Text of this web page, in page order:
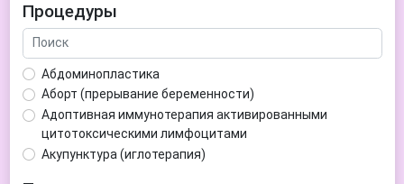
Аденома гипофиза
Аденома простаты
Аденома щитовидной железы
Аденомиоз
Адентия
Азооспермия
Акне (угри)
Алкоголизм
Процедуры
Абдоминопластика
Аборт (прерывание беременности)
Адоптивная иммунотерапия активированными
цитотоксическими лимфоцитами
Акупунктура (иглотерапия)